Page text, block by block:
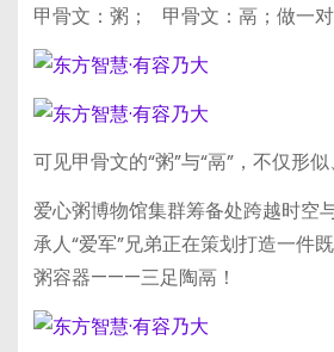
甲骨文：粥； 甲骨文：鬲；做一对
可见甲骨文的“粥”与“鬲”，不仅形似
爱心粥博物馆集群筹备处跨越时空
承人“爱军”兄弟正在策划打造一件
粥容器———三足陶鬲！